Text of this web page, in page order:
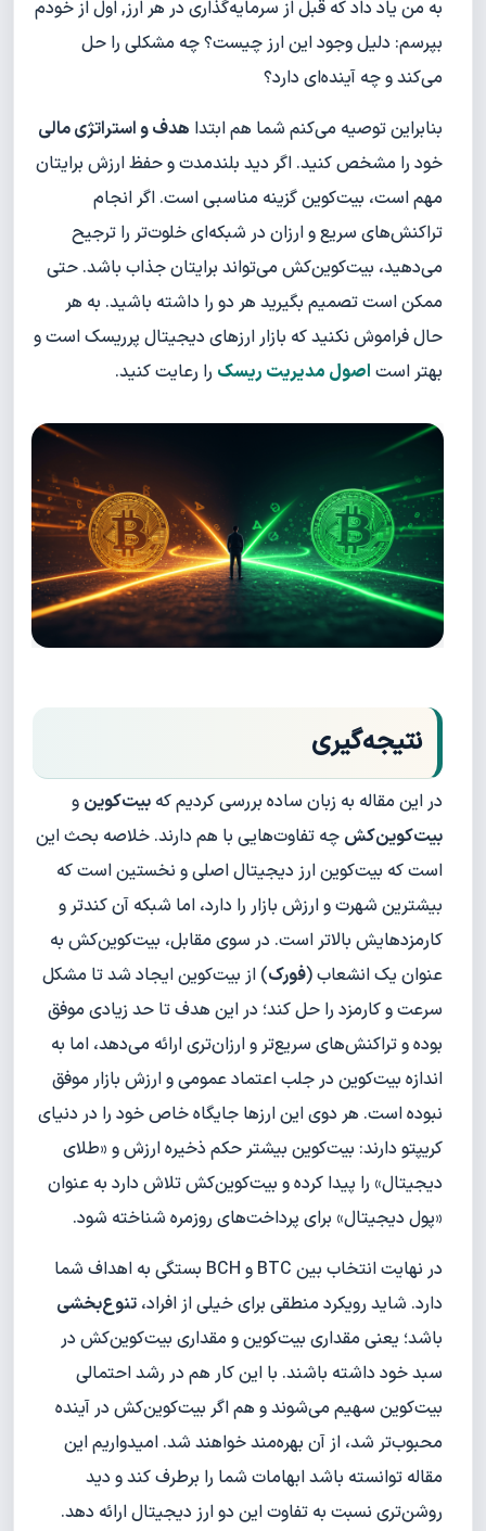
به من یاد داد که قبل از سرمایه‌گذاری در هر ارز, اول از خودم
بپرسم: دلیل وجود این ارز چیست؟ چه مشکلی را حل
می‌کند و چه آینده‌ای دارد؟
بنابراین توصیه می‌کنم شما هم ابتدا هدف و استراتژی مالی
خود را مشخص کنید. اگر دید بلندمدت و حفظ ارزش برایتان
مهم است، بیت‌کوین گزینه مناسبی است. اگر انجام
تراکنش‌های سریع و ارزان در شبکه‌ای خلوت‌تر را ترجیح
می‌دهید، بیت‌کوین‌کش می‌تواند برایتان جذاب باشد. حتی
ممکن است تصمیم بگیرید هر دو را داشته باشید. به هر
حال فراموش نکنید که بازار ارزهای دیجیتال پرریسک است و
بهتر است اصول مدیریت ریسک را رعایت کنید.
نتیجه‌گیری
در این مقاله به زبان ساده بررسی کردیم که بیت‌کوین و
بیت‌کوین‌کش چه تفاوت‌هایی با هم دارند. خلاصه بحث این
است که بیت‌کوین ارز دیجیتال اصلی و نخستین است که
بیشترین شهرت و ارزش بازار را دارد، اما شبکه آن کندتر و
کارمزدهایش بالاتر است. در سوی مقابل، بیت‌کوین‌کش به
عنوان یک انشعاب (فورک) از بیت‌کوین ایجاد شد تا مشکل
سرعت و کارمزد را حل کند؛ در این هدف تا حد زیادی موفق
بوده و تراکنش‌های سریع‌تر و ارزان‌تری ارائه می‌دهد، اما به
اندازه بیت‌کوین در جلب اعتماد عمومی و ارزش بازار موفق
نبوده است. هر دوی این ارزها جایگاه خاص خود را در دنیای
کریپتو دارند: بیت‌کوین بیشتر حکم ذخیره ارزش و «طلای
دیجیتال» را پیدا کرده و بیت‌کوین‌کش تلاش دارد به عنوان
«پول دیجیتال» برای پرداخت‌های روزمره شناخته شود.
در نهایت انتخاب بین BTC و BCH بستگی به اهداف شما
دارد. شاید رویکرد منطقی برای خیلی از افراد، تنوع‌بخشی
باشد؛ یعنی مقداری بیت‌کوین و مقداری بیت‌کوین‌کش در
سبد خود داشته باشند. با این کار هم در رشد احتمالی
بیت‌کوین سهیم می‌شوند و هم اگر بیت‌کوین‌کش در آینده
محبوب‌تر شد، از آن بهره‌مند خواهند شد. امیدواریم این
مقاله توانسته باشد ابهامات شما را برطرف کند و دید
روشن‌تری نسبت به تفاوت این دو ارز دیجیتال ارائه دهد.